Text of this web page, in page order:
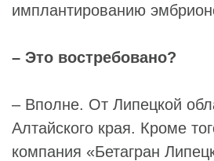
имплантированию
– Это востребовано?
– Вполне. От Липецкой
Алтайского края. Кроме
компания «Бетагран